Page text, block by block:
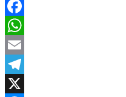
Facebook
WhatsApp
Email
Telegram